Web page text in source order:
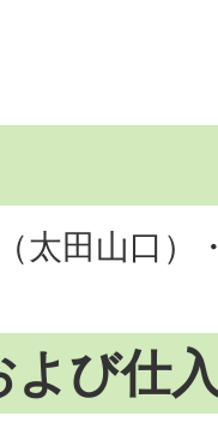
太田山口）
よび仕